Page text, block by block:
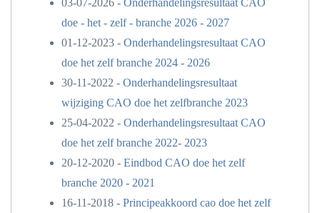
03-07-2026 - Onderhandelingsresultaat CAO
doe - het - zelf - branche 2026 - 2027
01-12-2023 - Onderhandelingsresultaat CAO
doe het zelf branche 2024 - 2026
30-11-2022 - Onderhandelingsresultaat
wijziging CAO doe het zelfbranche 2023
25-04-2022 - Onderhandelingsresultaat CAO
doe het zelf branche 2022- 2023
20-12-2020 - Eindbod CAO doe het zelf
branche 2020 - 2021
16-11-2018 - Principeakkoord cao doe het zelf